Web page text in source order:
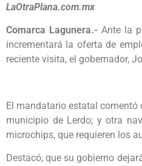
LaOtraPlana.com.mx
Comarca Lagunera.- Ante la
incrementará la oferta de
reciente visita, el gobernador,
El mandatario estatal comentó
municipio de Lerdo; y otra
microchips, que requieren los
Destacó, que su gobierno